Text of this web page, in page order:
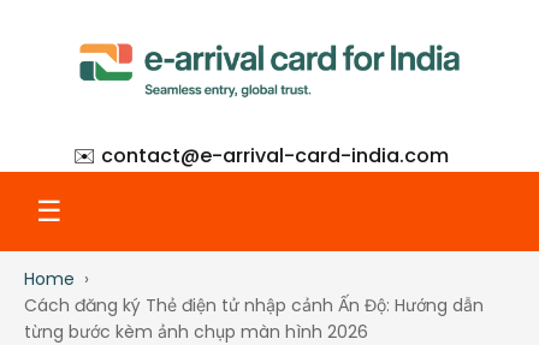
✉️ contact@e-arrival-card-india.com
☰
Home
Home
Cách đăng ký Thẻ điện tử nhập cảnh Ấn Độ: Hướng dẫn
từng bước kèm ảnh chụp màn hình 2026